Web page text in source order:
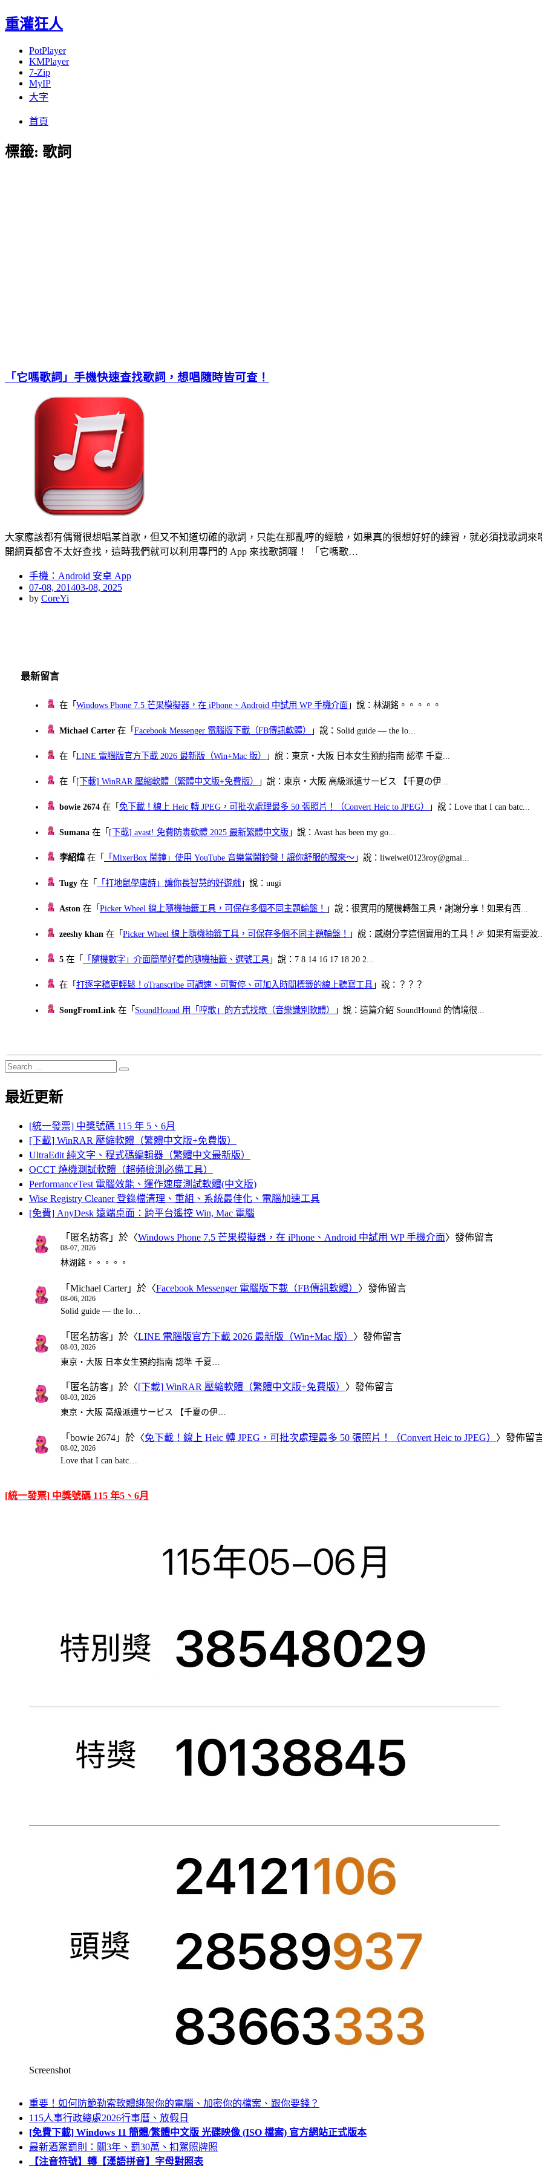
重灌狂人
PotPlayer
KMPlayer
7-Zip
MyIP
大字
首頁
標籤: 歌詞
「它嗎歌詞」手機快速查找歌詞，想唱隨時皆可查！
大家應該都有偶爾很想唱某首歌，但又不知道切確的歌詞，只能在那亂哼的經驗，如果真的很想好好的練習，就必須找歌詞
開網頁都會不太好查找，這時我們就可以利用專門的 App 來找歌詞囉！ 「它嗎歌…
手機：Android 安卓 App
Posted
on
07-08, 201403-08, 2025
by CoreYi
最新留言
在「Windows Phone 7.5 芒果模擬器，在 iPhone、Android 中試用 WP 手機介面 」說：林湖銘。。。。。
Michael Carter 在「Facebook Messenger 電腦版下載（FB傳訊軟體） 」說：Solid guide — the lo...
在「LINE 電腦版官方下載 2026 最新版（Win+Mac 版） 」說：東京・大阪 日本女生預約指南 認準 千夏...
在「 [下載] WinRAR 壓縮軟體（繁體中文版+免費版） 」說：東京・大阪 高級派遣サービス 【千夏の伊...
bowie 2674 在「免下載！線上 Heic 轉 JPEG，可批次處理最多 50 張照片！（Convert Heic to JPEG） 」說：Love that I can batc...
Sumana 在「 [下載] avast! 免費防毒軟體 2025 最新繁體中文版 」說：Avast has been my go...
李紹煒在「 「MixerBox 鬧鐘」使用 YouTube 音樂當鬧鈴聲！讓你舒服的醒來～ 」說：liweiwei0123roy@gmai...
Tugy 在「 「打地鼠學唐詩」讓你長智慧的好遊戲 」說：uugi
Aston 在「Picker Wheel 線上隨機抽籤工具，可保存多個不同主題輪盤！ 」說：很實用的隨機轉盤工具，謝謝分享！如果有西...
zeeshy khan 在「Picker Wheel 線上隨機抽籤工具，可保存多個不同主題輪盤！ 」說：感謝分享這個實用的工具！🎉 如果有需要波
5 在「 「隨機數字」介面簡單好看的隨機抽籤、選號工具 」說：7 8 14 16 17 18 20 2...
在「打逐字稿更輕鬆！oTranscribe 可調速、可暫停、可加入時間標籤的線上聽寫工具 」說：？？？
SongFromLink 在「 SoundHound 用「哼歌」的方式找歌（音樂識別軟體） 」說：這篇介紹 SoundHound 的情境很...
Search
for:
Search
最近更新
[統一發票] 中獎號碼 115 年 5、6月
[下載] WinRAR 壓縮軟體（繁體中文版+免費版）
UltraEdit 純文字、程式碼編輯器（繁體中文最新版）
OCCT 燒機測試軟體（超頻檢測必備工具）
PerformanceTest 電腦效能、運作速度測試軟體(中文版)
Wise Registry Cleaner 登錄檔清理、重組、系統最佳化、電腦加速工具
[免費] AnyDesk 遠端桌面：跨平台遙控 Win, Mac 電腦
「 匿名訪客 」於〈Windows Phone 7.5 芒果模擬器，在 iPhone、Android 中試用 WP 手機介面〉發佈留言
08-07, 2026
林湖銘。。。。。
「 Michael Carter」於〈Facebook Messenger 電腦版下載（FB傳訊軟體） 〉發佈留言
08-06, 2026
Solid guide — the lo…
「 匿名訪客 」於〈LINE 電腦版官方下載 2026 最新版（Win+Mac 版） 〉發佈留言
08-03, 2026
東京・大阪 日本女生預約指南 認準 千夏…
「 匿名訪客 」於〈[下載] WinRAR 壓縮軟體（繁體中文版+免費版） 〉發佈留言
08-03, 2026
東京・大阪 高級派遣サービス 【千夏の伊…
「 bowie 2674 」於〈免下載！線上 Heic 轉 JPEG，可批次處理最多 50 張照片！（Convert Heic to JPEG） 〉發佈留
08-02, 2026
Love that I can batc…
[統一發票] 中獎號碼 115 年5、6月
Screenshot
重要！如何防範勒索軟體綁架你的電腦、加密你的檔案、跟你要錢？
115人事行政總處2026行事曆、放假日
[免費下載] Windows 11 簡體/繁體中文版 光碟映像 (ISO 檔案) 官方網站正式版本
最新酒駕罰則：關3年、罰30萬、扣駕照牌照
【注音符號】轉【漢語拼音】字母對照表